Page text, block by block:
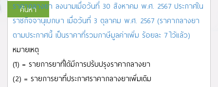
ค้นหา
ALL A B C D E F G H I J K L M N O P Q R S T U V W
ข ฃ ค ฅ
ฝ พ ฟ ภ ม ย ร ล ว ศ ษ ส ห ฬ อ ฮ
ผลการค้นหาMจำนวน
ราคากลางยา ลงนามเมื่อวันที่ 30 สิงหาคม พ.ศ. 2567 ประกาศใน
ราชกิจจานุเบกษา เมื่อวันที่ 3 ตุลาคม พ.ศ. 2567 (ราคากลางยา
ตามประกาศนี้ เป็นราคาที่รวมภาษีมูลค่าเพิ่ม ร้อยละ 7 ไว้แล้ว)
หมายเหตุ
(1) = รายการยาที่ได้มีการปรับปรุงราคากลางยา
(2) = รายการยาที่ประกาศราคากลางยาเพิ่มเติม